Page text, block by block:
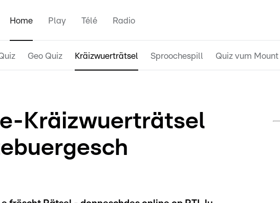
Home Play Télé Radio
Geo Quiz Kräizwuerträtsel Sproochespill Quiz vum Mount
Kräizwuerträtsel